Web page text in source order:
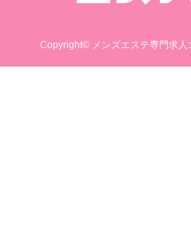
Copyright© メンズエステ専門求人